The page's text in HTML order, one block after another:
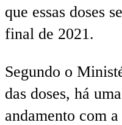
que essas doses
final de 2021.
Segundo o
das doses, há
andamento com